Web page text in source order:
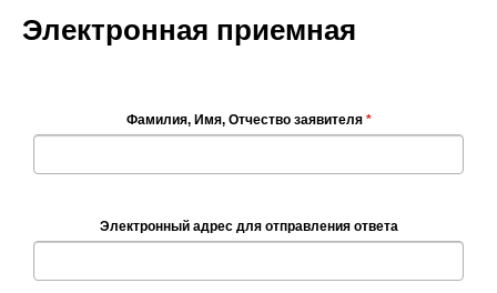
Электронная приемная
Фамилия, Имя, Отчество заявителя *
Электронный адрес для отправления ответа